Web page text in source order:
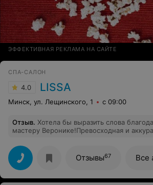
ЭФФЕКТИВНАЯ РЕКЛАМА НА САЙТЕ
СПА-САЛОН
4.0 LISSA
Минск, ул. Лещинского, 1 с 09:00
Отзыв. Хотела бы выразить слова
мастеру Веронике!Превосходная и
замечательный мастер.Она внимательно
всем моим просьбам.Всем рекомендую
Отзывы67 Все